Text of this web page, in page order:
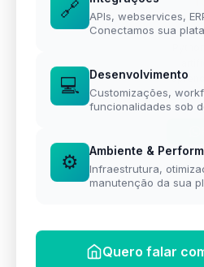
em
🔗
APIs, webservices,
Conectamos sua
💻 Desenvolvimento
Customizações,
funcionalidades sob
⚙️ Ambiente &
Infraestrutura,
manutenção da sua
Quero falar